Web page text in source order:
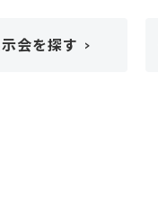
会を探す